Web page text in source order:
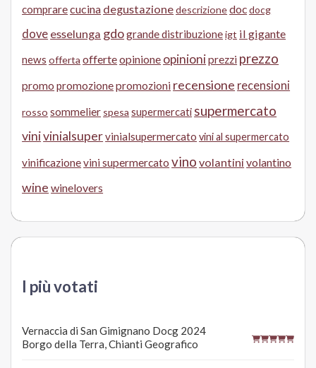
comprarecucina degustazionedescrizionedocdocg
dove esselunga gdogrande distribuzioneigt il gigante
news offerta offerteopinione opinioniprezzi prezzo
promo promozionepromozioni recensione recensioni
rosso sommelier spesa supermercati supermercato
vinivinialsupervinialsupermercato vini al supermercato
vinificazionevini supermercato vino volantini volantino
wine winelovers
I più votati
Vernaccia di San Gimignano Docg 2024
Borgo della Terra, Chianti Geografico